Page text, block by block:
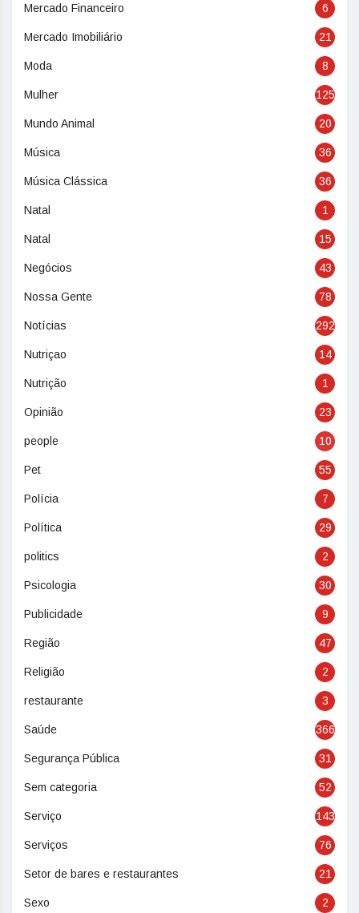
Mercado Financeiro 6
Mercado Imobiliário 21
Moda 8
Mulher 125
Mundo Animal 20
Música 36
Música Clássica 36
Natal 1
Natal 15
Negócios 43
Nossa Gente 78
Notícias 292
Nutriçao 14
Nutrição 1
Opinião 23
people 10
Pet 55
Polícia 7
Política 29
politics 2
Psicologia 30
Publicidade 9
Região 47
Religião 2
restaurante 3
Saúde 366
Segurança Pública 31
Sem categoria 52
Serviço 143
Serviços 76
Setor de bares e restaurantes 21
Sexo 2